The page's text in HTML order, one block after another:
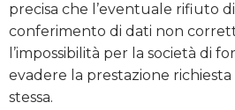
precisa che l’eventuale rifiuto
conferimento di dati non
l’impossibilità per la società di
evadere la prestazione
stessa.